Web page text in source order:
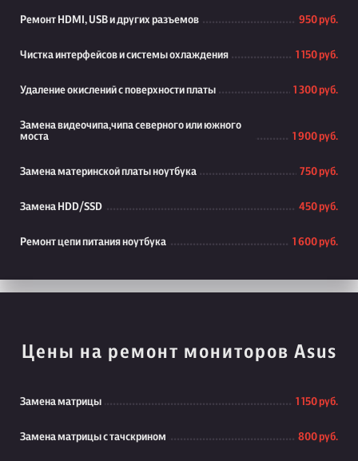
Ремонт HDMI, USB и других разъемов 950 руб.
Чистка интерфейсов и системы охлаждения 1 150 руб.
Удаление окислений с поверхности платы 1 300 руб.
Замена видеочипа,чипа северного или южного
моста
1 900 руб.
Замена материнской платы ноутбука 750 руб.
Замена HDD/SSD 450 руб.
Ремонт цепи питания ноутбука 1 600 руб.
Цены на ремонт мониторов Asus
Замена матрицы 1 150 руб.
Замена матрицы с тачскрином 800 руб.